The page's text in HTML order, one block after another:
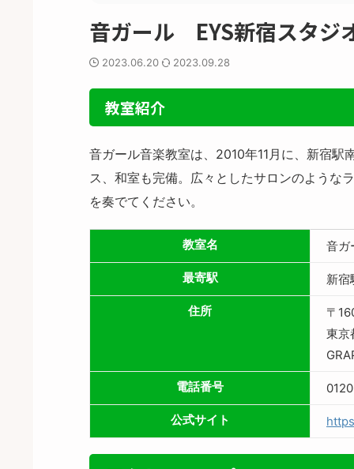
音ガール EYS新宿スタジ
2023.06.20 2023.09.28
教室紹介
音ガール音楽教室は、2010年11月に、新宿
ス、和室も完備。広々としたサロンのような
を奏でてください。
教室名 音
最寄駅 新宿
住所
〒
東京
電話番号
公式サイト